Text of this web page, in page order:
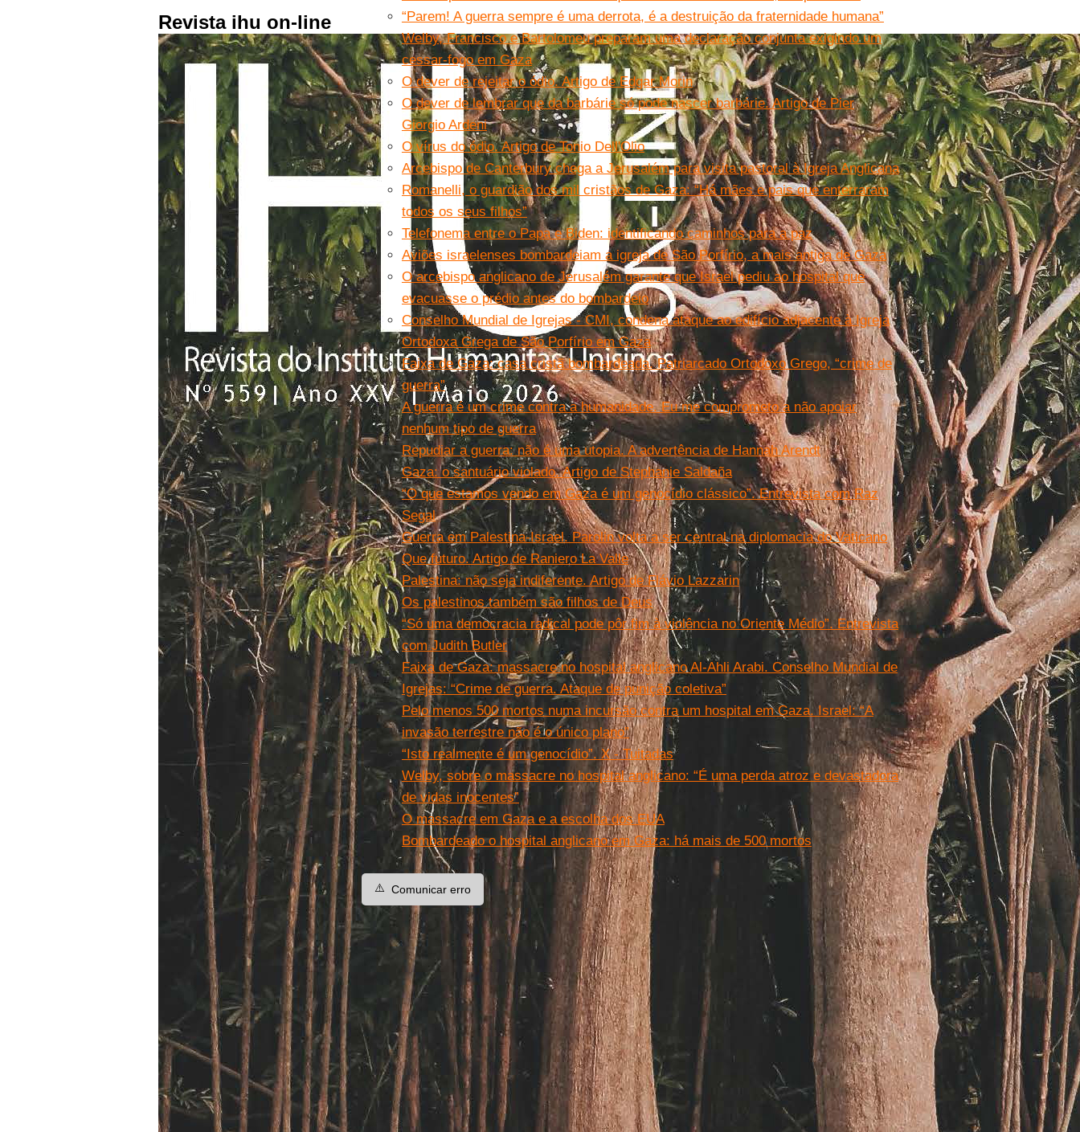
Revista ihu on-line
“Parem! A guerra sempre é uma derrota, é a destruição da fraternidade humana”
Welby, Francisco e Bartolomeu preparam uma declaração conjunta exigindo um
cessar-fogo em Gaza
O dever de rejeitar o ódio. Artigo de Edgar Morin
O dever de lembrar que da barbárie só pode nascer barbárie. Artigo de Pier
Giorgio Ardeni
O vírus do ódio. Artigo de Tonio Dell'Olio
Arcebispo de Canterbury chega a Jerusalém para visita pastoral à Igreja Anglicana
Romanelli, o guardião dos mil cristãos de Gaza: “Há mães e pais que enterraram
todos os seus filhos”
Telefonema entre o Papa e Biden: identificando caminhos para a paz
Aviões israelenses bombardeiam a igreja de São Porfírio, a mais antiga de Gaza
O arcebispo anglicano de Jerusalém garante que Israel pediu ao hospital que
evacuasse o prédio antes do bombardeio
Conselho Mundial de Igrejas - CMI, condena ataque ao edifício adjacente à Igreja
Ortodoxa Grega de São Porfírio em Gaza
Faixa de Gaza: casa cristã bombardeada. Patriarcado Ortodoxo Grego, “crime de
guerra”
A guerra é um crime contra a humanidade. Eu me comprometo a não apoiar
nenhum tipo de guerra
Repudiar a guerra: não é uma utopia. A advertência de Hannah Arendt
Gaza: o santuário violado. Artigo de Stephanie Saldaña
“O que estamos vendo em Gaza é um genocídio clássico”. Entrevista com Raz
Segal
Guerra em Palestina-Israel. Parolin volta a ser central na diplomacia do Vaticano
Que futuro. Artigo de Raniero La Valle
Palestina: não seja indiferente. Artigo de Flávio Lazzarin
Os palestinos também são filhos de Deus
“Só uma democracia radical pode pôr fim à violência no Oriente Médio”. Entrevista
com Judith Butler
Faixa de Gaza: massacre no hospital anglicano Al-Ahli Arabi. Conselho Mundial de
Igrejas: “Crime de guerra. Ataque de punição coletiva”
Pelo menos 500 mortos numa incursão contra um hospital em Gaza. Israel: “A
invasão terrestre não é o único plano”
“Isto realmente é um genocídio”. X - Tuitadas
Welby, sobre o massacre no hospital anglicano: “É uma perda atroz e devastadora
de vidas inocentes”
O massacre em Gaza e a escolha dos EUA
Bombardeado o hospital anglicano em Gaza: há mais de 500 mortos
⚠️ Comunicar erro